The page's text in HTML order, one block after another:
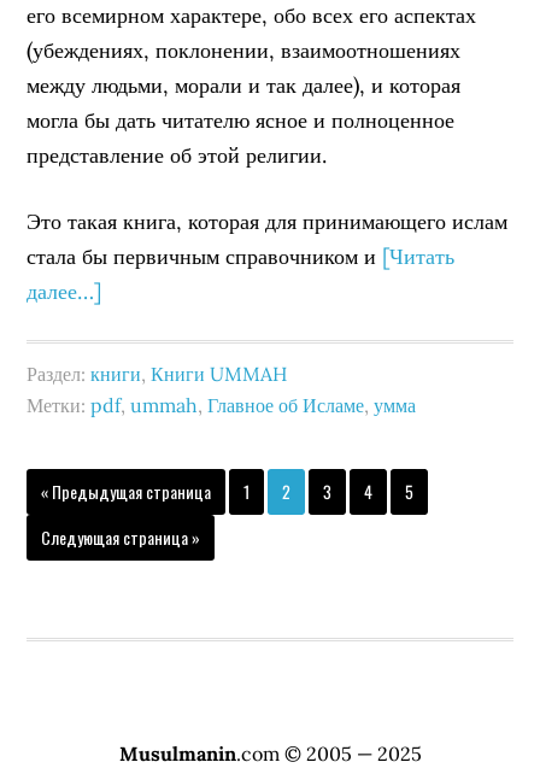
его всемирном характере, обо всех его аспектах
(убеждениях, поклонении, взаимоотношениях
между людьми, морали и так далее), и которая
могла бы дать читателю ясное и полноценное
представление об этой религии.
Это такая книга, которая для принимающего ислам
стала бы первичным справочником и [Читать
далее…]
Раздел:книги,Книги UMMAH
Метки:pdf,ummah,Главное об Исламе,умма
« Предыдущая страница 1 2 3 4
5
Следующая страница »
Musulmanin.com © 2005 — 2025